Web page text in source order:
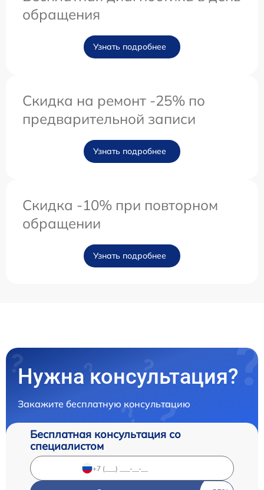
обращения
Узнать подробнее
Скидка на ремонт -25% по
предварительной записи
Узнать подробнее
Скидка -10% при повторном
обращении
Узнать подробнее
Нужна консультация?
Закажите бесплатную консультацию
Бесплатная консультация со
специалистом